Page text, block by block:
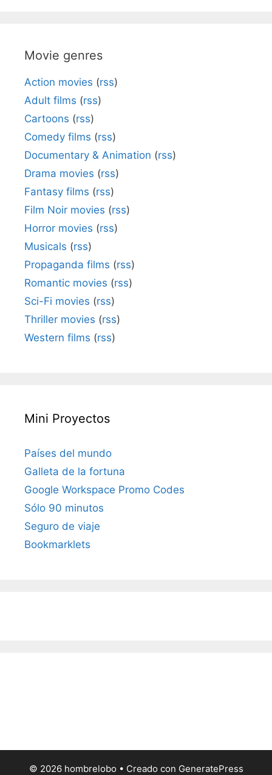
Movie genres
Action movies (rss)
Adult films (rss)
Cartoons (rss)
Comedy films (rss)
Documentary & Animation (rss)
Drama movies (rss)
Fantasy films (rss)
Film Noir movies (rss)
Horror movies (rss)
Musicals (rss)
Propaganda films (rss)
Romantic movies (rss)
Sci-Fi movies (rss)
Thriller movies (rss)
Western films (rss)
Mini Proyectos
Países del mundo
Galleta de la fortuna
Google Workspace Promo Codes
Sólo 90 minutos
Seguro de viaje
Bookmarklets
© 2026 hombrelobo • Creado con GeneratePress